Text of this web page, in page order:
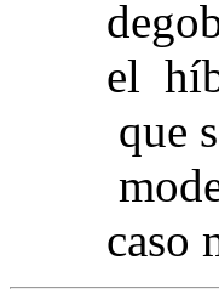
el
que
caso